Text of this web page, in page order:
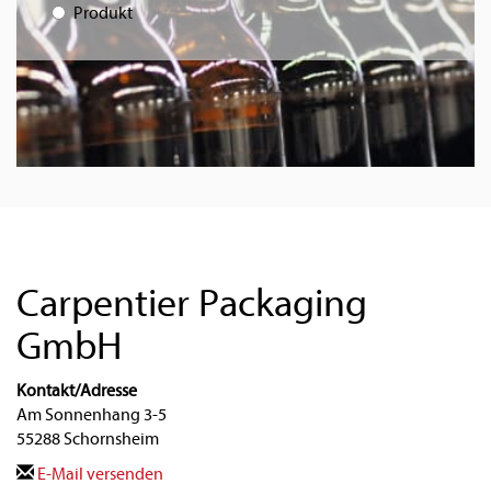
Produkt
Carpentier Packaging
GmbH
Kontakt/Adresse
Am Sonnenhang 3-5
55288 Schornsheim
E-Mail versenden